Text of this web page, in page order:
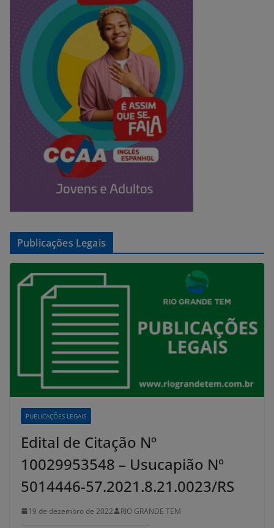
Publicações Legais
PUBLICAÇÕES LEGAIS
Edital de Citação Nº
10029953548 – Usucapião Nº
5014446-57.2021.8.21.0023/RS
19 de dezembro de 2022 RIO GRANDE TEM